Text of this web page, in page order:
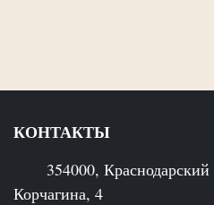
КОНТАКТЫ
354000,
Корчагина, 4